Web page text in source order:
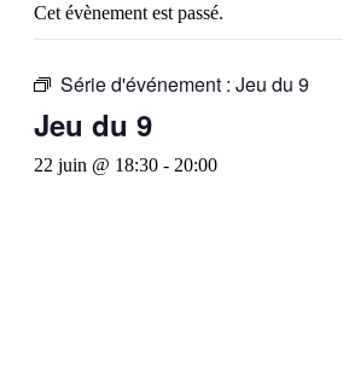
Cet évènement est passé.
Série d'événement : Jeu du 9
Jeu du 9
22 juin @ 18:30 - 20:00